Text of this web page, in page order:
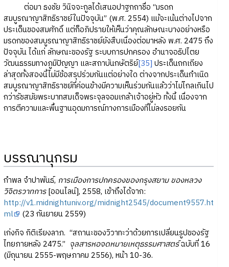
ต่อมา ธงชัย วินิจจะกูลได้เสนอปาฐกถาชื่อ “มรดก
สมบูรณาญาสิทธิราชย์ในปัจจุบัน” (พ.ศ. 2554) แม้จะเน้นต่างไปจาก
ประเด็นของสมศักดิ์ แต่ก็อภิปรายให้เห็นว่าคุณลักษณะบางอย่างหรือ
มรดกของสมบูรณาญาสิทธิราชย์ยังสืบเนื่องต่อมาหลัง พ.ศ. 2475 ถึง
ปัจจุบัน ได้แก่ ลักษณะของรัฐ ระบบการปกครอง อำนาจอธิปไตย
วัฒนธรรมทางภูมิปัญญา และสถาบันกษัตริย์[35] ประเด็นถกเถียง
ล่าสุดทั้งสองนี้ไม่มีข้อสรุปร่วมกันแต่อย่างใด ต่างจากประเด็นกำเนิด
สมบูรณาญาสิทธิราชย์ที่ค่อนข้างมีความเห็นร่วมกันแล้วว่าไม่ไกลเกินไป
กว่ารัชสมัยพระบาทสมเด็จพระจุลจอมเกล้าเจ้าอยู่หัว ทั้งนี้ เนื่องจาก
การตีความและพื้นฐานอุดมการณ์ทางการเมืองที่ไม่ลงรอยกัน
บรรณานุกรม
กำพล จำปาพันธ์, การเมืองการปกครองของกรุงสยาม ของหลวง
วิจิตรวาทการ[ออนไลน์], 2558, เข้าถึงได้จาก:
http://v1.midnightuniv.org/midnight2545/document9557.ht
ml
(23 กันยายน 2559)
เก่งกิจ กิติเรียงลาภ. “สถานะของวิวาทะว่าด้วยการเปลี่ยนรูปของรัฐ
ไทยภายหลัง 2475.” จุลสารหอจดหมายเหตุธรรมศาสตร์ฉบับที่ 16
(มิถุนายน 2555-พฤษภาคม 2556), หน้า 10-36.